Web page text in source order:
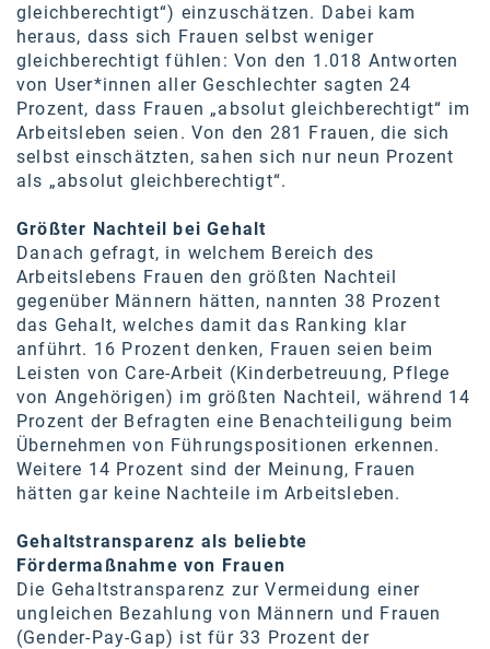
smart
Smile Österreich
Strategie Austria
Strategy&
SW Umwelttechnik
TEDAI
TheVentury
VELUX
vivo
WALTER GROUP
WEB Windenergie AG
WEconomy - Diversity works!
ÖZSV
Media
gleichberechtigt“) einzuschätzen. Dabei kam
heraus, dass sich Frauen selbst weniger
gleichberechtigt fühlen: Von den 1.018 Antworten
von User*innen aller Geschlechter sagten 24
Prozent, dass Frauen „absolut gleichberechtigt“ im
Arbeitsleben seien. Von den 281 Frauen, die sich
selbst einschätzten, sahen sich nur neun Prozent
als „absolut gleichberechtigt“.
Größter Nachteil bei Gehalt
Danach gefragt, in welchem Bereich des
Arbeitslebens Frauen den größten Nachteil
gegenüber Männern hätten, nannten 38 Prozent
das Gehalt, welches damit das Ranking klar
anführt. 16 Prozent denken, Frauen seien beim
Leisten von Care-Arbeit (Kinderbetreuung, Pflege
von Angehörigen) im größten Nachteil, während 14
Prozent der Befragten eine Benachteiligung beim
Übernehmen von Führungspositionen erkennen.
Weitere 14 Prozent sind der Meinung, Frauen
hätten gar keine Nachteile im Arbeitsleben.
Gehaltstransparenz als beliebte
Fördermaßnahme von Frauen
Die Gehaltstransparenz zur Vermeidung einer
ungleichen Bezahlung von Männern und Frauen
(Gender-Pay-Gap) ist für 33 Prozent der